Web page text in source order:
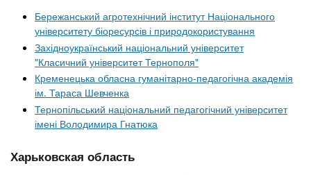
Бережанський агротехнічний інститут Національного
університету біоресурсів і природокористування
Західноукраїнський національний університет
"Класичний університет Тернополя"
Кременецька обласна гуманітарно-педагогічна академія
ім. Тараса Шевченка
Тернопільський національний педагогічний університет
імені Володимира Гнатюка
Харьковская область